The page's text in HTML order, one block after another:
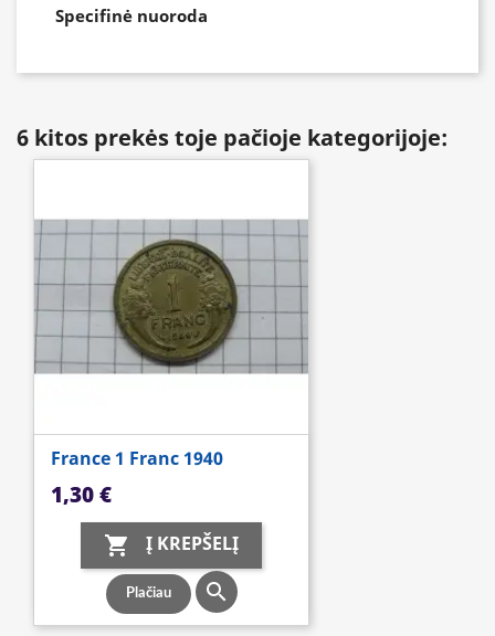
Specifinė nuoroda
6 kitos prekės toje pačioje kategorijoje:
France 1 Franc 1940
Kaina
1,30 €
 Į KREPŠELĮ
Plačiau 